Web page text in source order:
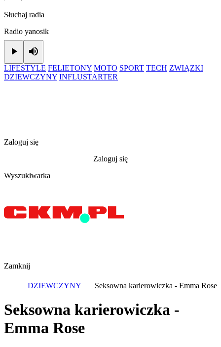
Słuchaj radia
Radio yanosik
Play
LIFESTYLE FELIETONY MOTO SPORT TECH ZWIĄZKI
DZIEWCZYNY INFLUSTARTER
Zaloguj się
Zaloguj się
Wyszukiwarka
Zamknij
DZIEWCZYNY Seksowna karierowiczka - Emma Rose
Seksowna karierowiczka -
Emma Rose